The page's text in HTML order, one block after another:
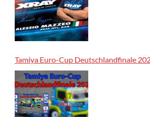
Tamiya Euro-Cup Deutschlandfinale